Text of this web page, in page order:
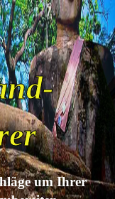
um Ihrer